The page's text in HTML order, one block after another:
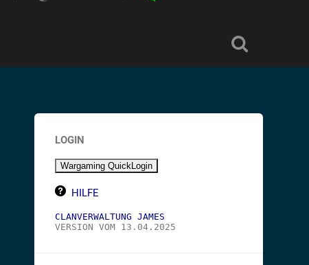
LOGIN
HILFE
CLANVERWALTUNG JAMES
VERSION VOM 13.04.2025